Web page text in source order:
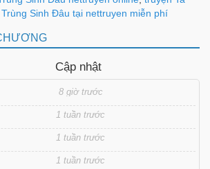
Sinh Đâu tại nettruyen miễn phí
Cập nhật
8 giờ trước
1 tuần trước
1 tuần trước
1 tuần trước